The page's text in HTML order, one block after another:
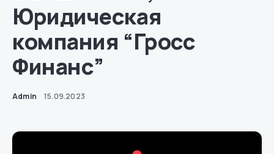
Юридическая
компания “Гросс
Финанс”
Admin 15.09.2023